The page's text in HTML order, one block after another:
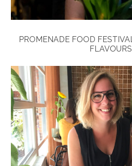
PROMENADE FOOD
FLAVOURS